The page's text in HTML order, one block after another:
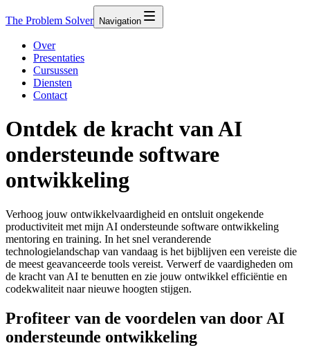
The Problem Solver Navigation
Over
Presentaties
Cursussen
Diensten
Contact
Ontdek de kracht van AI
ondersteunde software
ontwikkeling
Verhoog jouw ontwikkelvaardigheid en ontsluit ongekende
productiviteit met mijn AI ondersteunde software ontwikkeling
mentoring en training. In het snel veranderende
technologielandschap van vandaag is het bijblijven een vereiste die
de meest geavanceerde tools vereist. Verwerf de vaardigheden om
de kracht van AI te benutten en zie jouw ontwikkel efficiëntie en
codekwaliteit naar nieuwe hoogten stijgen.
Profiteer van de voordelen van door AI
ondersteunde ontwikkeling